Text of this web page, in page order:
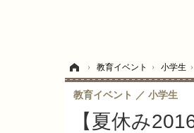
› 教育イベント › 小学生 ›
【夏休み
教育イベント 小学生